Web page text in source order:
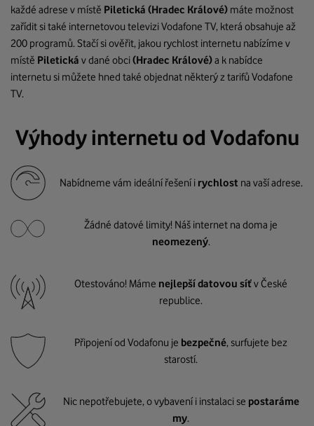
každé adrese v místě Piletická (Hradec Králové) máte možnost
zařídit si také internetovou televizi Vodafone TV, která obsahuje až
200 programů. Stačí si ověřit, jakou rychlost internetu nabízíme v
místě Piletická v dané obci(Hradec Králové)a k nabídce
internetu si můžete hned také objednat některý z tarifů Vodafone
TV.
Výhody internetu od Vodafonu
Nabídneme vám ideální řešení i rychlost na vaší adrese.
Žádné datové limity! Náš internet na doma je
neomezený.
Otestováno! Máme nejlepší datovou síťv České
republice.
Připojení od Vodafonu je bezpečné, surfujete bez
starostí.
Nic nepotřebujete, o vybavení i instalaci se postaráme
my.